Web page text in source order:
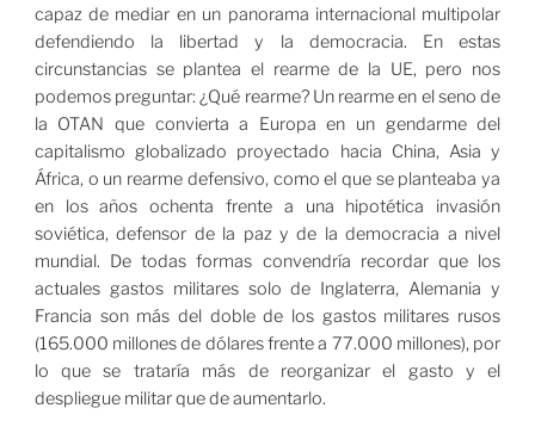
capaz de mediar en un panorama internacional multipolar
defendiendo la libertad y la democracia. En estas
circunstancias se plantea el rearme de la UE, pero nos
podemos preguntar: ¿Qué rearme? Un rearme en el seno de
la OTAN que convierta a Europa en un gendarme del
capitalismo globalizado proyectado hacia China, Asia y
África, o un rearme defensivo, como el que se planteaba ya
en los años ochenta frente a una hipotética invasión
soviética, defensor de la paz y de la democracia a nivel
mundial. De todas formas convendría recordar que los
actuales gastos militares solo de Inglaterra, Alemania y
Francia son más del doble de los gastos militares rusos
(165.000 millones de dólares frente a 77.000 millones), por
lo que se trataría más de reorganizar el gasto y el
despliegue militar que de aumentarlo.